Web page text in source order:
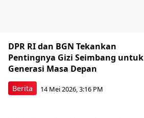
Berita
DPR RI dan BGN Tekankan
Pentingnya Gizi Seimbang untuk
Generasi Masa Depan
14 Mei 2026, 3:16 PM